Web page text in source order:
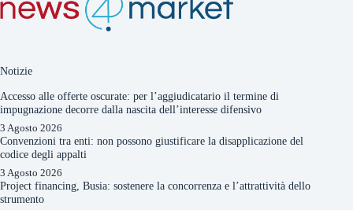
Notizie
Accesso alle offerte oscurate: per l’aggiudicatario il termine di
impugnazione decorre dalla nascita dell’interesse difensivo
3 Agosto 2026
Convenzioni tra enti: non possono giustificare la disapplicazione del
codice degli appalti
3 Agosto 2026
Project financing, Busia: sostenere la concorrenza e l’attrattività dello
strumento